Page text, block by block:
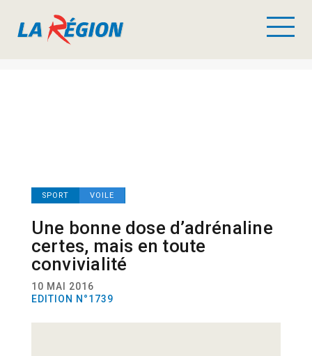
SPORT VOILE
Une bonne dose d’adrénaline
certes, mais en toute
convivialité
10 MAI 2016
EDITION N°1739